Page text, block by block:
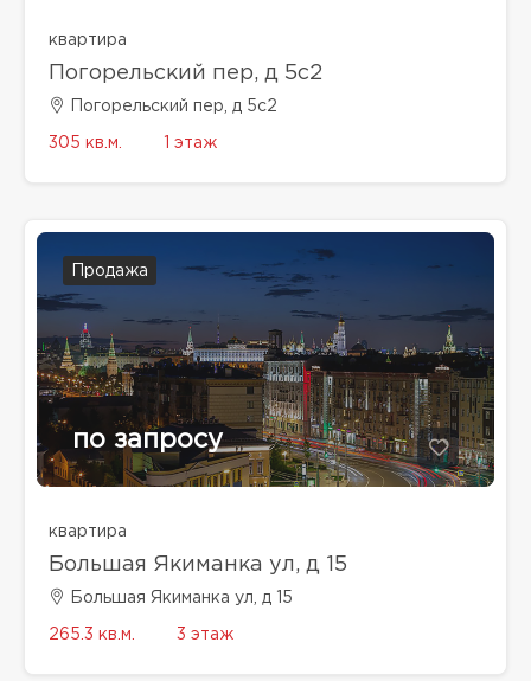
квартира
Погорельский пер, д 5с2
Погорельский пер, д 5с2
305 кв.м. 1 этаж
Продажа
по запросу
квартира
Большая Якиманка ул, д 15
Большая Якиманка ул, д 15
265.3 кв.м. 3 этаж